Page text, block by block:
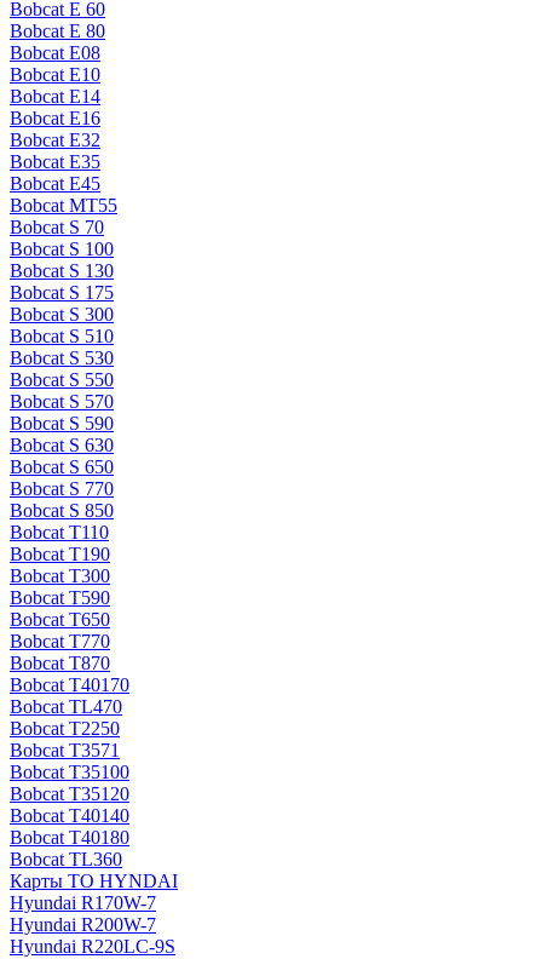
Bobcat E 60
Bobcat E 80
Bobcat E08
Bobcat E10
Bobcat E14
Bobcat E16
Bobcat E32
Bobcat E35
Bobcat E45
Bobcat MT55
Bobcat S 70
Bobcat S 100
Bobcat S 130
Bobcat S 175
Bobcat S 300
Bobcat S 510
Bobcat S 530
Bobcat S 550
Bobcat S 570
Bobcat S 590
Bobcat S 630
Bobcat S 650
Bobcat S 770
Bobcat S 850
Bobcat T110
Bobcat T190
Bobcat T300
Bobcat T590
Bobcat T650
Bobcat T770
Bobcat T870
Bobcat T40170
Bobcat TL470
Bobcat Т2250
Bobcat Т3571
Bobcat Т35100
Bobcat Т35120
Bobcat Т40140
Bobcat Т40180
Bobcat ТL360
Карты ТО HYNDAI
Hyundai R170W-7
Hyundai R200W-7
Hyundai R220LC-9S